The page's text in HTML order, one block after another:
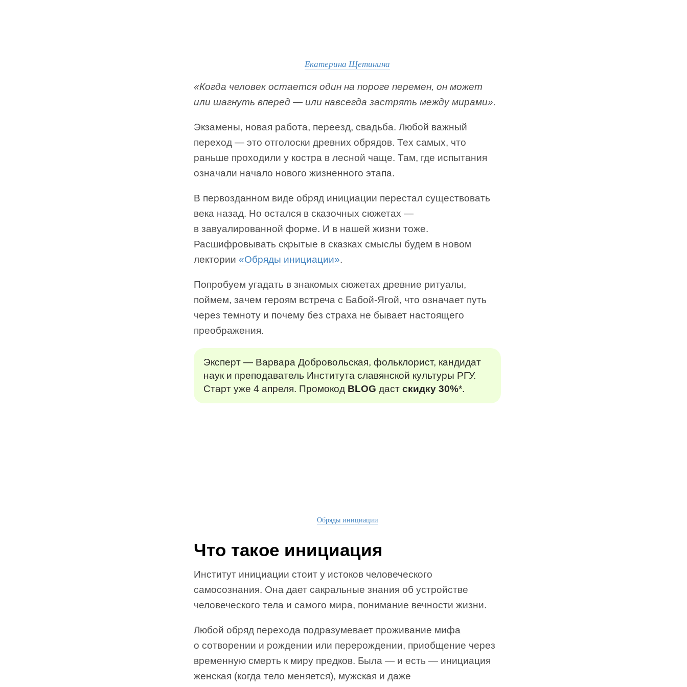
Екатерина Щетинина
«Когда человек остается один на пороге перемен, он может
или шагнуть вперед — или навсегда застрять между мирами».
Экзамены, новая работа, переезд, свадьба. Любой важный
переход — это отголоски древних обрядов. Тех самых, что
раньше проходили у костра в лесной чаще. Там, где испытания
означали начало нового жизненного этапа.
В первозданном виде обряд инициации перестал существовать
века назад. Но остался в сказочных сюжетах —
в завуалированной форме. И в нашей жизни тоже.
Расшифровывать скрытые в сказках смыслы будем в новом
лектории «Обряды инициации».
Попробуем угадать в знакомых сюжетах древние ритуалы,
поймем, зачем героям встреча с Бабой-Ягой, что означает путь
через темноту и почему без страха не бывает настоящего
преображения.
Эксперт — Варвара Добровольская, фольклорист, кандидат
наук и преподаватель Института славянской культуры РГУ.
Старт уже 4 апреля. Промокод BLOG даст скидку 30%*.
Обряды инициации
Что такое инициация
Институт инициации стоит у истоков человеческого
самосознания. Она дает сакральные знания об устройстве
человеческого тела и самого мира, понимание вечности жизни.
Любой обряд перехода подразумевает проживание мифа
о сотворении и рождении или перерождении, приобщение через
временную смерть к миру предков. Была — и есть — инициация
женская (когда тело меняется), мужская и даже